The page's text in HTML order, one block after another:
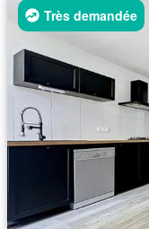
Très demandée